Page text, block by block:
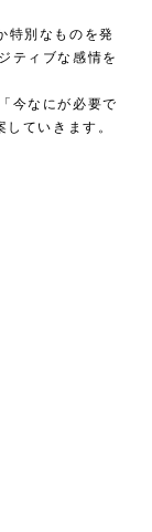
特別なものを発
ティブな感情を
今なにが必要で
ていきます。